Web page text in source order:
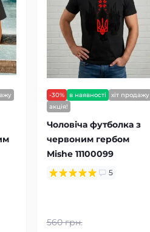
-30% в наявності
хіт продажу
акція!
Чоловіча футболка з
червоним гербом
Mishe 11100099
5
560 грн.